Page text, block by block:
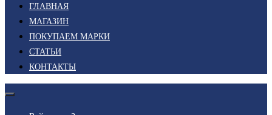
ГЛАВНАЯ
МАГАЗИН
ПОКУПАЕМ МАРКИ
СТАТЬИ
КОНТАКТЫ